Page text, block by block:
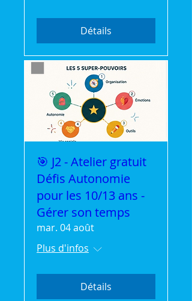
Détails
🎯 J2 - Atelier gratuit
Défis Autonomie
pour les 10/13 ans -
Gérer son temps
mar. 04 août
Plus d'infos
Détails